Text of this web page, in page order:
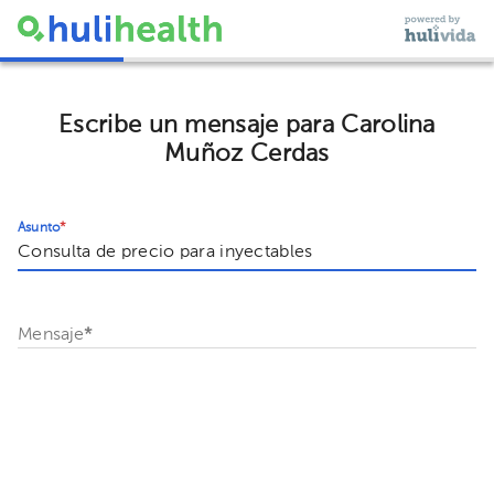
Escribe un mensaje para Carolina
Muñoz Cerdas
Asunto*
Mensaje*